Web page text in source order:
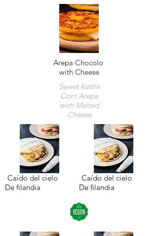
Arepa Chocolo
with Cheese
Sweet Kettle
Corn Arepa
with Melted
Cheese
Caído del cielo
De filandia
Caído del cielo
De filandia